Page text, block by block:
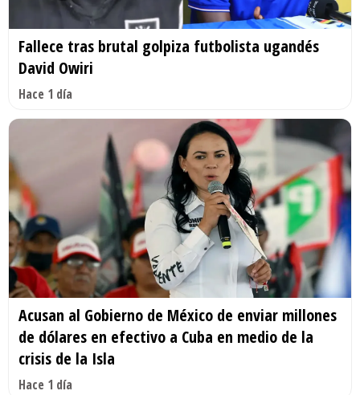
Fallece tras brutal golpiza futbolista ugandés
David Owiri
Hace 1 día
Acusan al Gobierno de México de enviar millones
de dólares en efectivo a Cuba en medio de la
crisis de la Isla
Hace 1 día